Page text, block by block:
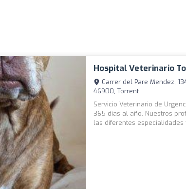
Hospital Veterinario
Carrer del Pare Mendez,
46900, Torrent
Servicio Veterinario de
365 días al año. Nuestros
las diferentes especialidades